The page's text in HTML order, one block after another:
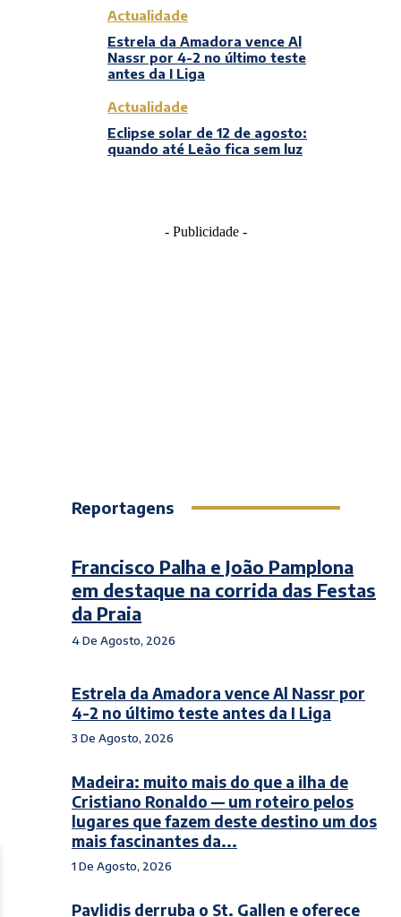
Actualidade
Estrela da Amadora vence Al
Nassr por 4-2 no último teste
antes da I Liga
Actualidade
Eclipse solar de 12 de agosto:
quando até Leão fica sem luz
- Publicidade -
Reportagens
Francisco Palha e João Pamplona
em destaque na corrida das Festas
da Praia
4 De Agosto, 2026
Estrela da Amadora vence Al Nassr por
4-2 no último teste antes da I Liga
3 De Agosto, 2026
Madeira: muito mais do que a ilha de
Cristiano Ronaldo — um roteiro pelos
lugares que fazem deste destino um dos
mais fascinantes da...
1 De Agosto, 2026
Pavlidis derruba o St. Gallen e oferece